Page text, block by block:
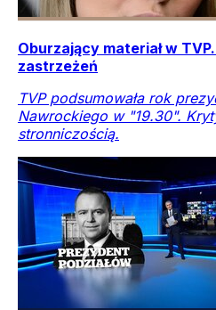
Oburzający materiał w
zastrzeżeń
TVP podsumowała rok
Nawrockiego w "19.30".
stronniczością.